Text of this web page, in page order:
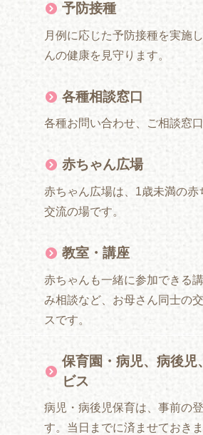
予防接種
月例に応じた予防接種を実施
んの健康を見守ります。
各種相談窓口
各種お問い合わせ、ご相談窓口
赤ちゃん広場
赤ちゃん広場は、1歳未満の赤
交流の場です。
教室・講座
赤ちゃんも一緒に参加できる
み相談など、お母さん同士の
スです。
保育園・病児、病後児
ビス
病児・病後児保育は、事前の
す。当日までに済ませておきま